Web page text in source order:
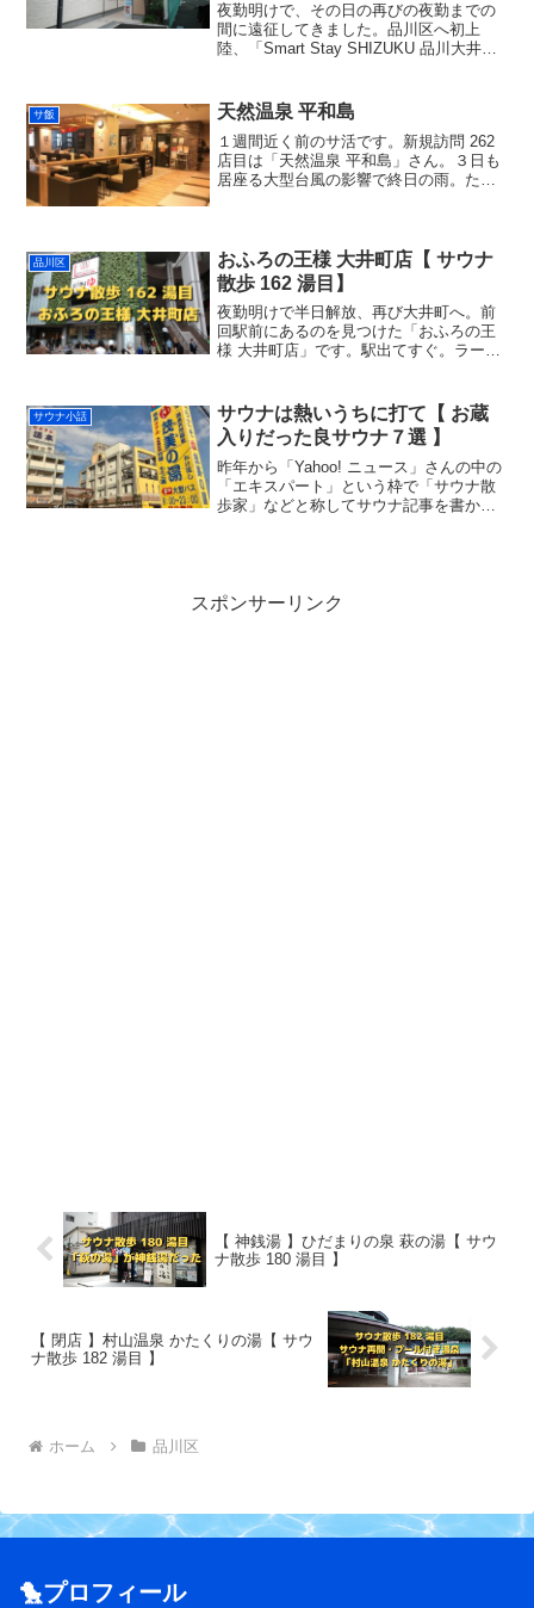
夜勤明けで、その日の再びの夜勤までの
間に遠征してきました。品川区へ初上
陸、「Smart Stay SHIZUKU 品川大井
ピカピカです。Smart Stay SHIZU...
サ飯 天然温泉 平和島
１週間近く前のサ活です。新規訪問 262
店目は「天然温泉 平和島」さん。３日も
居座る大型台風の影響で終日の雨。たど
ル・...
品川区
おふろの王様 大井町店【 サウナ
散歩 162 湯目】
夜勤明けで半日解放、再び大井町へ。前
回駅前にあるのを見つけた「おふろの王
様 大井町店」です。駅出てすぐ。ラーメ
き氷が無性に食べたくなり、さらに時間
が・・。おふろの王様 ...
サウナ小話
サウナは熱いうちに打て【 お蔵
入りだった良サウナ７選 】
昨年から「Yahoo! ニュース」さんの中の
「エキスパート」という枠で「サウナ散
歩家」などと称してサウナ記事を書かせ
スポンサーリンク
【 神銭湯 】ひだまりの泉 萩の湯【 サウ
ナ散歩 180 湯目 】
【 閉店 】村山温泉 かたくりの湯【 サウ
ナ散歩 182 湯目 】
ホーム 品川区
🐤プロフィール